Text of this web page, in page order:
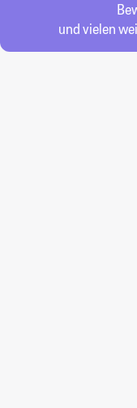
und vielen